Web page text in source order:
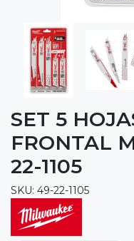
SET 5
FRONTAL
22-1105
SKU: 49-22-1105